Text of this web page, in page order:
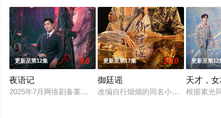
更新至第12集 9.0
夜语记
2025年7月网络剧备案当代 都市 海南越酷文化传媒有限公司
更新至第17集 10.0
御廷谣
改编自行烟烟的同名小说。孟廷辉，
更新至第12
天才，
根据素光